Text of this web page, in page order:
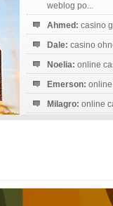
weblog po...
Ahmed: casino
Dale: casino
Noelia: online
Emerson:
Milagro: online